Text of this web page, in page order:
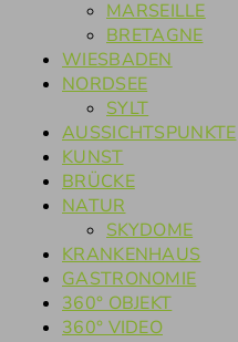
MARSEILLE
BRETAGNE
WIESBADEN
NORDSEE
SYLT
AUSSICHTSPUNKTE
KUNST
BRÜCKE
NATUR
SKYDOME
KRANKENHAUS
GASTRONOMIE
360° OBJEKT
360° VIDEO